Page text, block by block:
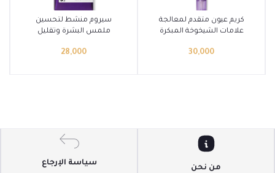
أضف إلى السلة
كريم عيون متقدم لمعالجة
علامات الشيخوخة المبكرة
30,000
أضف إلى السلة
سيروم منشط لتحسين
ملمس البشرة وتقليل
somebymi
28,000
من نحن
سياسة الإرجاع